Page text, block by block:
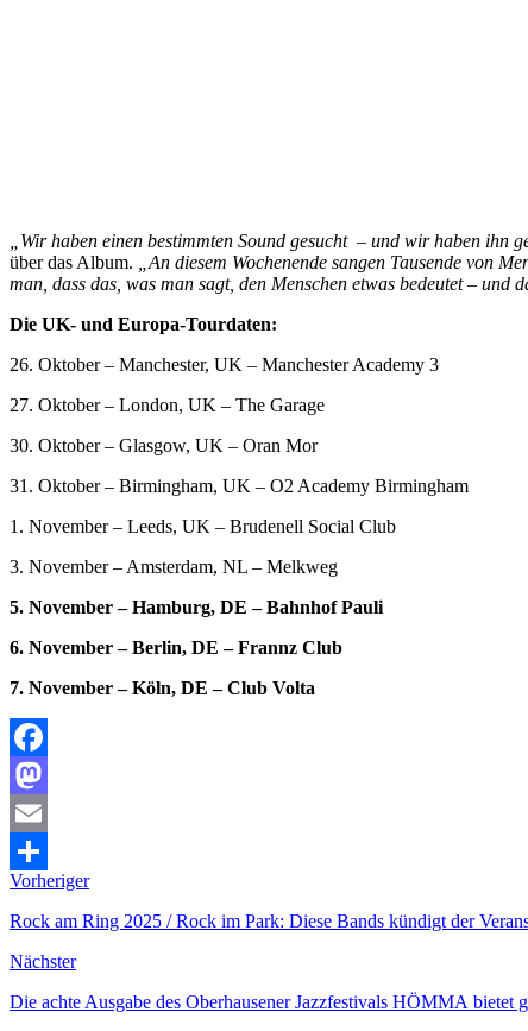
„Wir haben einen bestimmten Sound gesucht – und wir haben
über das Album.
„An diesem Wochenende sangen Tausende von
man, dass das, was man sagt, den Menschen etwas bedeutet – und
Die UK- und Europa-Tourdaten:
26. Oktober – Manchester, UK – Manchester Academy 3
27. Oktober – London, UK – The Garage
30. Oktober – Glasgow, UK – Oran Mor
31. Oktober – Birmingham, UK – O2 Academy Birmingham
1. November – Leeds, UK – Brudenell Social Club
3. November – Amsterdam, NL – Melkweg
5. November – Hamburg, DE – Bahnhof Pauli
6. November – Berlin, DE – Frannz Club
7. November – Köln, DE – Club Volta
Facebook
Mastodon
Email
Teilen
Vorheriger
Rock am Ring 2025 / Rock im Park: Diese Bands kündigt der
Nächster
Die achte Ausgabe des Oberhausener Jazzfestivals HÖMMA bietet